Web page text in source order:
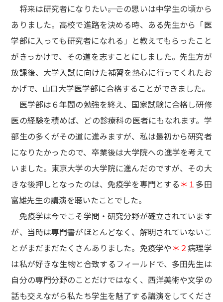
将来は研究者になりたい――。この思いは中学生の頃から
ありました。高校で進路を決める時、ある先生から「医
学部に入っても研究者になれる」と教えてもらったこと
がきっかけで、その道を志すことにしました。先生方が
放課後、大学入試に向けた補習を熱心に行ってくれたお
かげで、山口大学医学部に合格することができました。
医学部は６年間の勉強を終え、国家試験に合格し研修
医の経験を積めば、どの診療科の医者にもなれます。学
部生の多くがその道に進みますが、私は最初から研究者
になりたかったので、卒業後は大学院への進学を考えて
いました。東京大学の大学院に進んだのですが、その大
きな後押しとなったのは、免疫学を専門とする ＊１多田
富雄先生の講演を聴いたことでした。
免疫学は今でこそ学問・研究分野が確立されています
が、当時は専門書がほとんどなく、解明されていないこ
とがまだまだたくさんありました。免疫学や ＊２病理学
は私が好きな生物と合致するフィールドで、多田先生は
自分の専門分野のことだけではなく、西洋美術や文学の
話も交えながら私たち学生を魅了する講演をしてくださ